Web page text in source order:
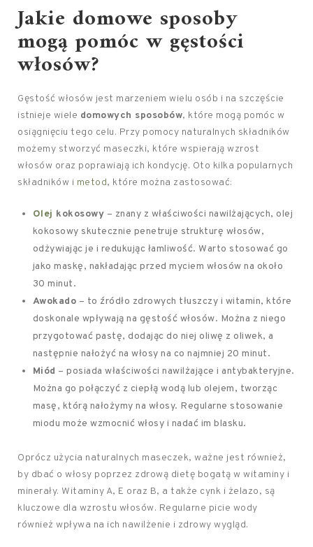
Jakie domowe sposoby
mogą pomóc w gęstości
włosów?
Gęstość włosów jest marzeniem wielu osób i na szczęście
istnieje wiele domowych sposobów, które mogą pomóc w
osiągnięciu tego celu. Przy pomocy naturalnych składników
możemy stworzyć maseczki, które wspierają wzrost
włosów oraz poprawiają ich kondycję. Oto kilka popularnych
składników i metod, które można zastosować:
Olej kokosowy – znany z właściwości nawilżających, olej
kokosowy skutecznie penetruje strukturę włosów,
odżywiając je i redukując łamliwość. Warto stosować go
jako maskę, nakładając przed myciem włosów na około
30 minut.
Awokado – to źródło zdrowych tłuszczy i witamin, które
doskonale wpływają na gęstość włosów. Można z niego
przygotować pastę, dodając do niej oliwę z oliwek, a
następnie nałożyć na włosy na co najmniej 20 minut.
Miód – posiada właściwości nawilżające i antybakteryjne.
Można go połączyć z ciepłą wodą lub olejem, tworząc
masę, którą nałożymy na włosy. Regularne stosowanie
miodu może wzmocnić włosy i nadać im blasku.
Oprócz użycia naturalnych maseczek, ważne jest również,
by dbać o włosy poprzez zdrową dietę bogatą w witaminy i
minerały. Witaminy A, E oraz B, a także cynk i żelazo, są
kluczowe dla wzrostu włosów. Regularne picie wody
również wpływa na ich nawilżenie i zdrowy wygląd.